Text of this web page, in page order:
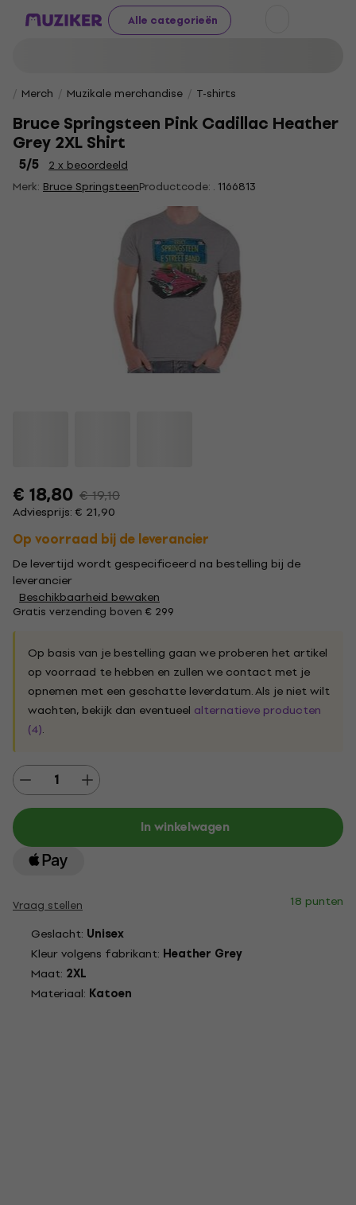
Alle categorieën
Merch Muzikale merchandise T-shirts
Bruce Springsteen Pink Cadillac Heather
Grey 2XL Shirt
5/5
2 x beoordeeld
Merk: Bruce SpringsteenProductcode: . 1166813
€ 18,80 € 19,10
Adviesprijs: € 21,90
Op voorraad bij de leverancier
De levertijd wordt gespecificeerd na bestelling bij de
leverancier
Beschikbaarheid bewaken
Gratis verzending boven € 299
Op basis van je bestelling gaan we proberen het artikel
op voorraad te hebben en zullen we contact met je
opnemen met een geschatte leverdatum. Als je niet wilt
wachten, bekijk dan eventueel alternatieve producten
(4).
In winkelwagen
Vraag stellen
18 punten
Geslacht: Unisex
Kleur volgens fabrikant: Heather Grey
Maat: 2XL
Materiaal: Katoen